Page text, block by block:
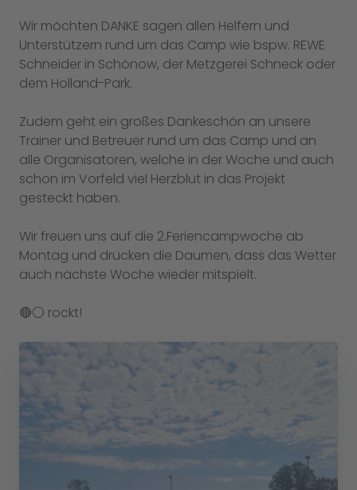
Wir möchten DANKE sagen allen Helfern und
Unterstützern rund um das Camp wie bspw. REWE
Schneider in Schönow, der Metzgerei Schneck oder
dem Holland-Park.
Zudem geht ein großes Dankeschön an unsere
Trainer und Betreuer rund um das Camp und an
alle Organisatoren, welche in der Woche und auch
schon im Vorfeld viel Herzblut in das Projekt
gesteckt haben.
Wir freuen uns auf die 2.Feriencampwoche ab
Montag und drücken die Daumen, dass das Wetter
auch nächste Woche wieder mitspielt.
🔴⚪️ rockt!